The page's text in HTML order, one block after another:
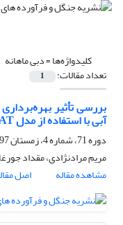
کلیدواژه‌ها =دبی ماهانه
تعداد مقالات: 1
بررسی تأثیر
آبی با استفاده از مدل SWAT در حوزۀ آبخیز جنگلی خیرود
دوره 71، شماره 4، زمستان 1397، صفحه
مریم مرادنژادی، مقداد
مشاهده مقاله
اصل